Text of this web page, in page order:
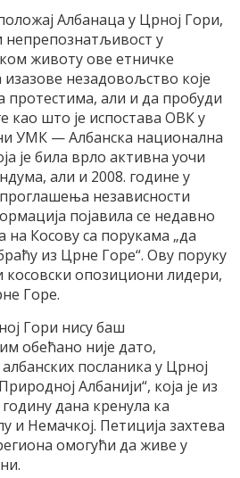
Албанаца у Црној Гори,
непрепознатљивост у
животу ове етничке
незадовољство које
протестима, али и да пробуди
као што је испостава ОВК у
УМК — Албанска национална
је била врло активна уочи
али и 2008. године у
независности
појавила се недавно
на Косову са порукама „да
из Црне Горе“. Ову поруку
косовски опозициони лидери,
Горе.
Гори нису баш
обећано није дато,
посланика у Црној
Албанији“, која је из
дана кренула ка
и Немачкој. Петиција захтева
омогући да живе у